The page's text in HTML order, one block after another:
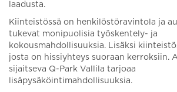
laadusta.
Kiinteistössä on henkilöstöravintola ja
tukevat monipuolisia työskentely- ja
kokousmahdollisuuksia. Lisäksi
josta on hissiyhteys suoraan kerroksiin.
sijaitseva Q-Park Vallila tarjoaa
lisäpysäköintimahdollisuuksia.